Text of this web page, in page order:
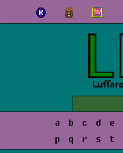
a b c d e
p
q r s t